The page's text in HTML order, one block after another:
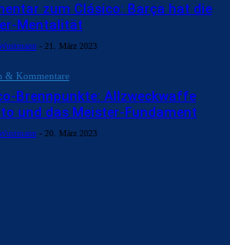
zum Clásico: Barça hat die
Mentalität
- 21. März 2023
& Kommentare
Brennpunkte: Allzweckwaffe
und das Meister-Fundament
- 20. März 2023